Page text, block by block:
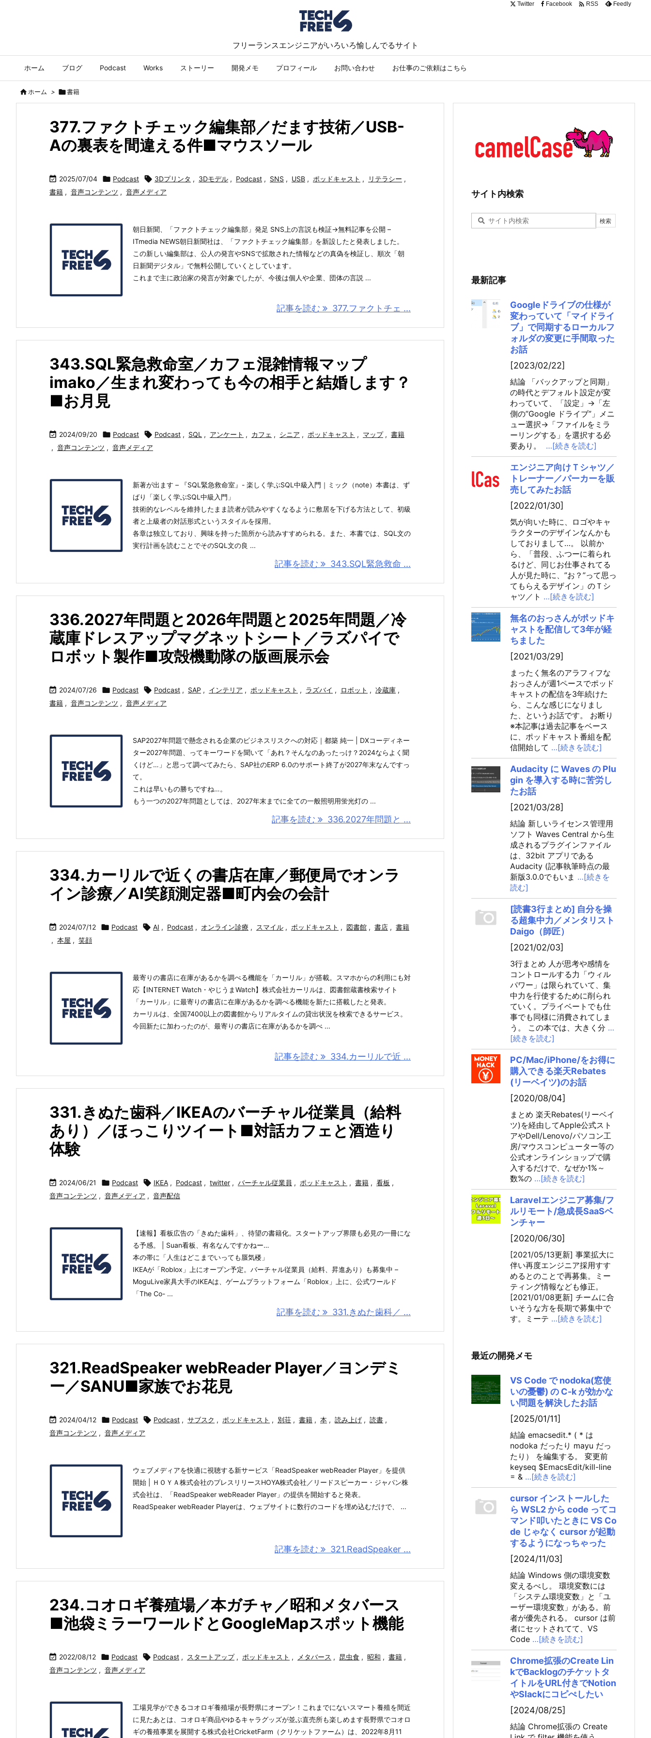
フリーランスエンジニアがいろいろ愉しんでるサイト
ホーム ブログ Podcast Works ストーリー 開発メモ プロフィール お問い合わせ お仕事のご依頼はこちら
Twitter Facebook  RSS Feedly
ホーム > 書籍
377.ファクトチェック編集部／だます技術／USB-
Aの裏表を間違える件■マウスソール
 2025/07/04  Podcast  3Dプリンタ , 3Dモデル , Podcast , SNS , USB , ポッドキャスト , リテラシー ,
書籍 , 音声コンテンツ , 音声メディア
朝日新聞、「ファクトチェック編集部」発足 SNS上の言説も検証→無料記事を公開 –
ITmedia NEWS朝日新聞社は、「ファクトチェック編集部」を新設したと発表しました。
この新しい編集部は、公人の発言やSNSで拡散された情報などの真偽を検証し、順次「朝
日新聞デジタル」で無料公開していくとしています。
これまで主に政治家の発言が対象でしたが、今後は個人や企業、団体の言説 ...
記事を読む 377.ファクトチェ ...
343.SQL緊急救命室／カフェ混雑情報マップ
imako／生まれ変わっても今の相手と結婚します？
■お月見
 2024/09/20  Podcast  Podcast , SQL , アンケート , カフェ , シニア , ポッドキャスト , マップ , 書籍
, 音声コンテンツ , 音声メディア
新著が出ます – 『SQL緊急救命室』- 楽しく学ぶSQL中級入門｜ミック（note）本書は、ず
ばり「楽しく学ぶSQL中級入門」
技術的なレベルを維持したまま読者が読みやすくなるように敷居を下げる方法として、初級
者と上級者の対話形式というスタイルを採用。
各章は独立しており、興味を持った箇所から読みすすめられる。また、本書では、SQL文の
実行計画を読むことでそのSQL文の良 ...
記事を読む 343.SQL緊急救命 ...
336.2027年問題と2026年問題と2025年問題／冷
蔵庫ドレスアップマグネットシート／ラズパイで
ロボット製作■攻殻機動隊の版画展示会
 2024/07/26  Podcast  Podcast , SAP , インテリア , ポッドキャスト , ラズバイ , ロボット , 冷蔵庫 ,
書籍 , 音声コンテンツ , 音声メディア
SAP2027年問題で懸念される企業のビジネスリスクへの対応｜都築 純一 | DXコーディネー
ター2027年問題、ってキーワードを聞いて「あれ？そんなのあったっけ？2024ならよく聞
くけど…」と思って調べてみたら、SAP社のERP 6.0のサポート終了が2027年末なんですっ
て。
これは早いもの勝ちですね…。
もう一つの2027年問題としては、2027年末までに全ての一般照明用蛍光灯の ...
記事を読む 336.2027年問題と ...
334.カーリルで近くの書店在庫／郵便局でオンラ
イン診療／AI笑顔測定器■町内会の会計
 2024/07/12  Podcast  AI , Podcast , オンライン診療 , スマイル , ポッドキャスト , 図書館 , 書店 , 書籍
, 本屋 , 笑顔
最寄りの書店に在庫があるかを調べる機能を「カーリル」が搭載。スマホからの利用にも対
応【INTERNET Watch・やじうまWatch】株式会社カーリルは、図書館蔵書検索サイト
「カーリル」に最寄りの書店に在庫があるかを調べる機能を新たに搭載したと発表。
カーリルは、全国7400以上の図書館からリアルタイムの貸出状況を検索できるサービス。
今回新たに加わったのが、最寄りの書店に在庫があるかを調べ ...
記事を読む 334.カーリルで近 ...
331.きぬた歯科／IKEAのバーチャル従業員（給料
あり）／ほっこりツイート■対話カフェと酒造り
体験
 2024/06/21  Podcast  IKEA , Podcast , twitter , バーチャル従業員 , ポッドキャスト , 書籍 , 看板 ,
音声コンテンツ , 音声メディア , 音声配信
【速報】看板広告の「きぬた歯科」、待望の書籍化。スタートアップ界隈も必見の一冊にな
る予感。 | Suan看板、有名なんですかねー…
本の帯に「人生はどこまでいっても蜃気楼」
IKEAが「Roblox」上にオープン予定。バーチャル従業員（給料、昇進あり）も募集中 –
MoguLive家具大手のIKEAは、ゲームプラットフォーム「Roblox」上に、公式ワールド
「The Co- ...
記事を読む 331.きぬた歯科／ ...
321.ReadSpeaker webReader Player／ヨンデミ
ー／SANU■家族でお花見
 2024/04/12  Podcast  Podcast , サブスク , ポッドキャスト , 別荘 , 書籍 , 本 , 読み上げ , 読書 ,
音声コンテンツ , 音声メディア
ウェブメディアを快適に視聴する新サービス「ReadSpeaker webReader Player」を提供
開始 | ＨＯＹＡ株式会社のプレスリリースHOYA株式会社／リードスピーカー・ジャパン株
式会社は、「ReadSpeaker webReader Player」の提供を開始すると発表。
ReadSpeaker webReader Playerは、ウェブサイトに数行のコードを埋め込むだけで、 ...
記事を読む 321.ReadSpeaker ...
234.コオロギ養殖場／本ガチャ／昭和メタバース
■池袋ミラーワールドとGoogleMapスポット機能
 2022/08/12  Podcast  Podcast , スタートアップ , ポッドキャスト , メタバース , 昆虫食 , 昭和 , 書籍 ,
音声コンテンツ , 音声メディア
工場見学ができるコオロギ養殖場が長野県にオープン！これまでにないスマート養殖を間近
に見たあとは、コオロギ商品やゆるキャラグッズが並ぶ直売所も楽しめます長野県でコオロ
ギの養殖事業を展開する株式会社CricketFarm（クリケットファーム）は、2022年8月11
サイト内検索
最新記事
Googleドライブの仕様が
変わっていて「マイドライ
ブ」で同期するローカルフ
ォルダの変更に手間取った
お話
[2023/02/22]
結論 「バックアップと同期」
の時代とデフォルト設定が変
わっていて、「設定」→「左
側の”Google ドライブ”」メニ
ュー選択→「ファイルをミラ
ーリングする」を選択する必
要あり。
…[続きを読む]
エンジニア向けＴシャツ／
トレーナー／パーカーを販
売してみたお話
[2022/01/30]
気が向いた時に、ロゴやキャ
ラクターのデザインなんかも
しておりまして…。 以前か
ら、「普段、ふつーに着られ
るけど、同じお仕事されてる
人が見た時に、”お？”って思っ
てもらえるデザイン」のＴシ
ャツ／ト …[続きを読む]
無名のおっさんがポッドキ
ャストを配信して3年が経
ちました
[2021/03/29]
まったく無名のアラフィフな
おっさんが週1ペースでポッド
キャストの配信を3年続けた
ら、こんな感じになりまし
た、というお話です。 お断り
※本記事は過去記事をベース
に、ポッドキャスト番組を配
信開始して …[続きを読む]
Audacity に Waves の Plu
gin を導入する時に苦労し
たお話
[2021/03/28]
結論 新しいライセンス管理用
ソフト Waves Central から生
成されるプラグインファイル
は、32bit アプリである
Audacity (記事執筆時点の最
新版3.0.0でもいま …[続きを
読む]
[読書3行まとめ] 自分を操
る超集中力／メンタリスト
Daigo（師匠）
[2021/02/03]
3行まとめ 人が思考や感情を
コントロールする力「ウィル
パワー」は限られていて、集
中力を行使するために削られ
ていく。プライベートでも仕
事でも同様に消費されてしま
う。 この本では、大きく分 …
[続きを読む]
PC/Mac/iPhone/をお得に
購入できる楽天Rebates
(リーベイツ)のお話
[2020/08/04]
まとめ 楽天Rebates(リーベイ
ツ)を経由してApple公式スト
アやDell/Lenovo/パソコン工
房/マウスコンピューター等の
公式オンラインショップで購
入するだけで、なぜか1%～
数%の …[続きを読む]
Laravelエンジニア募集/フ
ルリモート/急成長SaaSベ
ンチャー
[2020/06/30]
[2021/05/13更新] 事業拡大に
伴い再度エンジニア採用すす
めるとのことで再募集。ミー
ティング情報なども修正。
[2021/01/08更新] チームに合
いそうな方を長期で募集中で
す。ミーテ …[続きを読む]
最近の開発メモ
VS Code で nodoka(窓使
いの憂鬱) の C-k が効かな
い問題を解決したお話
[2025/01/11]
結論 emacsedit.* ( * は
nodoka だったり mayu だっ
たり） を編集する。 変更前
keyseq $EmacsEdit/kill-line
= & …[続きを読む]
cursor インストールした
ら WSL2 から code ってコ
マンド叩いたときに VS Co
de じゃなく cursor が起動
するようになっちゃった
[2024/11/03]
結論 Windows 側の環境変数
変えるべし。 環境変数には
「システム環境変数」と「ユ
ーザー環境変数」がある。前
者が優先される。 cursor は前
者にセットされてて、VS
Code …[続きを読む]
Chrome拡張のCreate Lin
kでBacklogのチケットタ
イトルをURL付きでNotion
やSlackにコピぺしたい
[2024/08/25]
結論 Chrome拡張の Create